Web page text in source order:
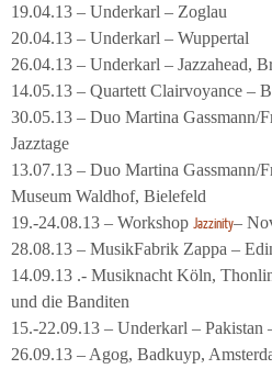
19.04.13 – Underkarl – Zoglau
20.04.13 – Underkarl – Wuppertal
26.04.13 – Underkarl – Jazzahead,
14.05.13 – Quartett Clairvoyance –
30.05.13 – Duo Martina Gassmann/
Jazztage
13.07.13 – Duo Martina Gassmann/
Museum Waldhof, Bielefeld
19.-24.08.13 – Workshop Jazzinity–
28.08.13 – MusikFabrik Zappa –
14.09.13 .- Musiknacht Köln,
und die Banditen
15.-22.09.13 – Underkarl – Pakistan
26.09.13 – Agog, Badkuyp,